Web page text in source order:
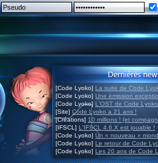
[Code Lyoko] La suite de Code
[Code Lyoko] Une émission
[Code Lyoko] L'OST de Code Lyoko
[Site] Code Lyoko a 21 ans !
[Créations] 10 millions ! (et
[IFSCL] L'IFSCL 4.6.X est jouable !
[Code Lyoko] Un « nouveau »
[Code Lyoko] Le retour de Code
[Code Lyoko] Les 20 ans de Code